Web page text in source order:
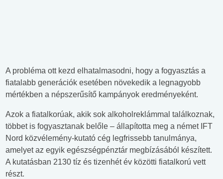
A probléma ott kezd elhatalmasodni, hogy a fogyasztás a
fiatalabb generációk esetében növekedik a legnagyobb
mértékben a népszerűsítő kampányok eredményeként.
Azok a fiatalkorúak, akik sok alkoholreklámmal találkoznak,
többet is fogyasztanak belőle – állapította meg a német IFT
Nord közvélemény-kutató cég legfrissebb tanulmánya,
amelyet az egyik egészségpénztár megbízásából készített.
A kutatásban 2130 tíz és tizenhét év közötti fiatalkorú vett
részt.